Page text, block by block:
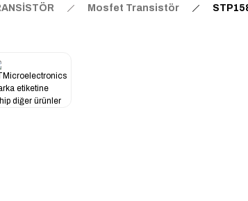
Mosfet Transistör